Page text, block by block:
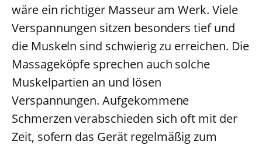
wäre ein richtiger Masseur am Werk. Viele
Verspannungen sitzen besonders tief und
die Muskeln sind schwierig zu erreichen. Die
Massageköpfe sprechen auch solche
Muskelpartien an und lösen
Verspannungen. Aufgekommene
Schmerzen verabschieden sich oft mit der
Zeit, sofern das Gerät regelmäßig zum